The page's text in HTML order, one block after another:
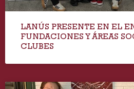
LANÚS PRESENTE EN EL
FUNDACIONES Y ÁREAS
CLUBES